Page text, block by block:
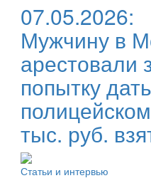
07.05.2026:
Мужчину в
арестовали
попытку дать
тыс. руб.
Статьи и интервью